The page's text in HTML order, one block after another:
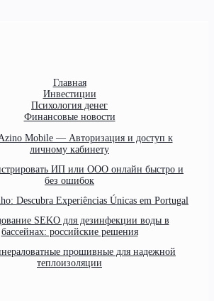
Главная
Инвестиции
Психология денег
Финансовые новости
Mobile — Авторизация и доступ к
личному кабинету
ИП или ООО онлайн быстро и
без ошибок
Descubra Experiências Únicas em Portugal
SEKO для дезинфекции воды в
бассейнах: российские решения
прошивные для надежной
теплоизоляции